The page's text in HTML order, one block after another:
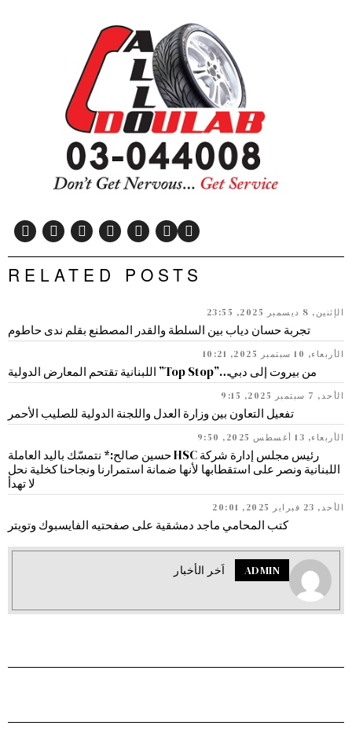
RELATED POSTS
الإثنين, 8 ديسمبر 2025, 23:55
تجربة حسان دياب بين السلطة والقدر المصطنع بقلم ندى حاطوم
الأربعاء, 10 سبتمبر 2025, 10:21
من بيروت إلى دبي…”Top Stop” اللبنانية تقتحم المعارض الدولية
الأحد, 7 سبتمبر 2025, 9:15
تفعيل التعاون بين وزارة العدل واللجنة الدولية للصليب الأحمر
الأربعاء, 13 أغسطس 2025, 9:50
رئيس مجلس إدارة شركة HSC حسين صالح:* نتمسّك باليد العاملة
اللبنانية ونصر على استقطابها لأنها ضمانة استمرارنا ونجاحنا كخلية نحل
لا تهدأ
الأحد, 23 فبراير 2025, 20:01
كتب المحامي ماجد دمشقية على صفحتيه الفايسبوك وتويتر
ADMIN اَخر الأخبار